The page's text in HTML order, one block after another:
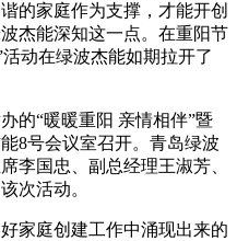
的家庭作为支撑，才能开创
杰能深知这一点。在重阳节
动在绿波杰能如期拉开了
的“暖暖重阳 亲情相伴”暨
8号会议室召开。青岛绿波
李国忠、副总经理王淑芳、
次活动。
家庭创建工作中涌现出来的